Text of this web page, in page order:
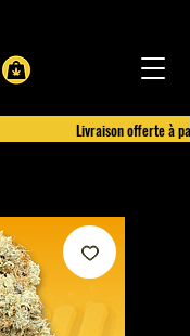
Livraison offerte à